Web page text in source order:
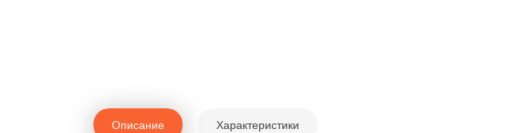
Описание Характеристики